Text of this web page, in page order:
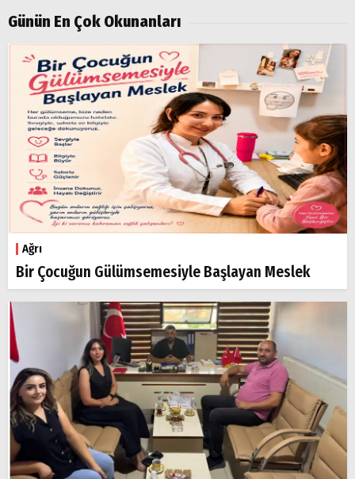
Günün En Çok Okunanları
Ağrı
Bir Çocuğun Gülümsemesiyle Başlayan Meslek